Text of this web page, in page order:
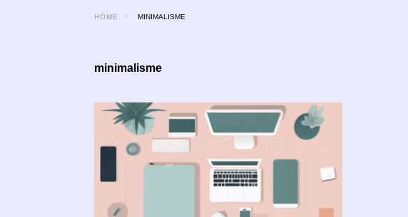
HOME MINIMALISME
minimalisme